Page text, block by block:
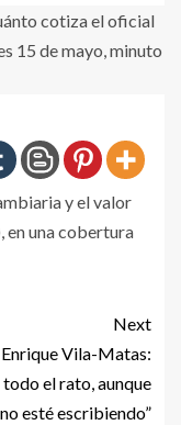
y el valor
en una cobertura
Next
Enrique Vila-Matas:
todo el rato, aunque
no esté escribiendo”